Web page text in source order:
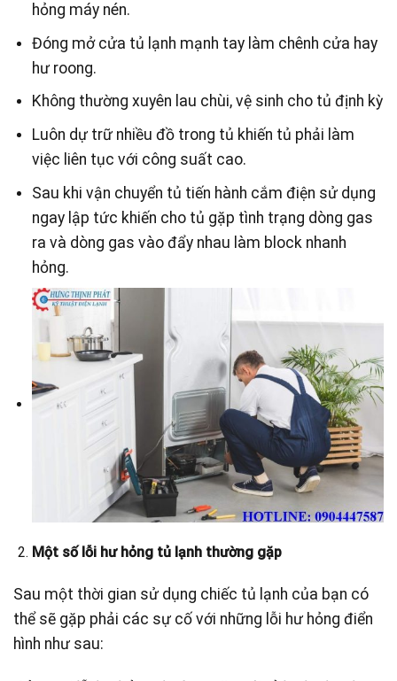
hỏng máy nén.
Đóng mở cửa tủ lạnh mạnh tay làm chênh cửa hay
hư roong.
Không thường xuyên lau chùi, vệ sinh cho tủ định kỳ
Luôn dự trữ nhiều đồ trong tủ khiến tủ phải làm
việc liên tục với công suất cao.
Sau khi vận chuyển tủ tiến hành cắm điện sử dụng
ngay lập tức khiến cho tủ gặp tình trạng dòng gas
ra và dòng gas vào đẩy nhau làm block nhanh
hỏng.
Một số lỗi hư hỏng tủ lạnh thường gặp
Sau một thời gian sử dụng chiếc tủ lạnh của bạn có
thể sẽ gặp phải các sự cố với những lỗi hư hỏng điển
hình như sau: